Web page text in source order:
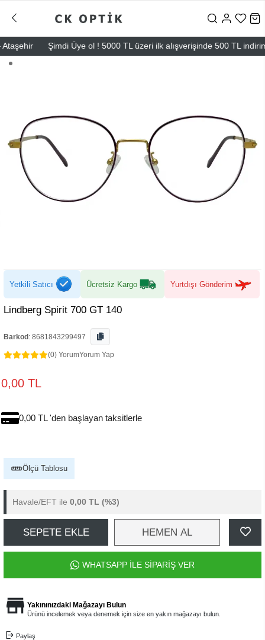
Şimdi Üye ol ! 5000 TL üzeri ilk alışverişinde 500 TL indirim
Yetkili Satıcı Ücretsiz Kargo Yurtdışı Gönderim
Lindberg Spirit 700 GT 140
Barkod : 8681843299497
(0) YorumYorum Yap
0,00 TL
0,00 TL 'den başlayan taksitlerle
Ölçü Tablosu
Havale/EFT ile 0,00 TL (%3)
SEPETE EKLE HEMEN AL
WHATSAPP İLE SİPARİŞ VER
Yakınınızdaki Mağazayı Bulun
Ürünü incelemek veya denemek için size en yakın mağazayı bulun.
Paylaş